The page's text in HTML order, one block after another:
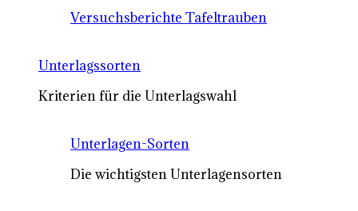
Versuchsberichte Tafeltrauben
Unterlagssorten
Kriterien für die Unterlagswahl
Unterlagen-Sorten
Die wichtigsten Unterlagensorten